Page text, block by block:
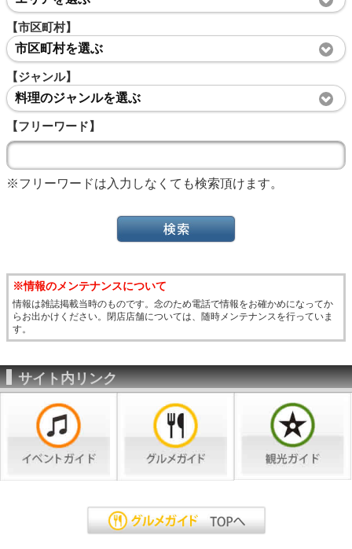
【市区町村】
市区町村を選ぶ
【ジャンル】
料理のジャンルを選ぶ
【フリーワード】
※フリーワードは入力しなくても検索頂けます。
※情報のメンテナンスについて
情報は雑誌掲載当時のものです。念のため電話で情報をお確かめになってか
らお出かけください。閉店店舗については、随時メンテナンスを行っていま
す。
サイト内リンク